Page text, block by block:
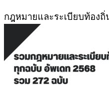
กฎหมายและระเบียบท้อง